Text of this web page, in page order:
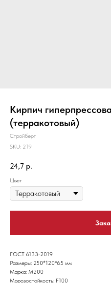
Кирпич
(терракотовый)
Стройберг
SKU: 219
24,7 р.
Цвет
ГОСТ 6133-2019
Размеры: 250*120*65 мм
Марка: М200
Морозостойкость: F100